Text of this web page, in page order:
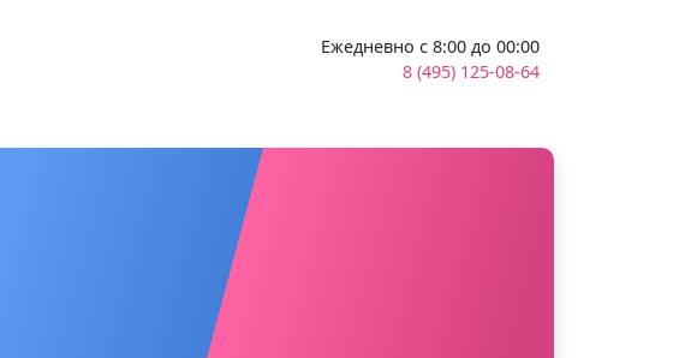
Ежедневно с 8:00 до 00:00
8 (495) 125-08-64